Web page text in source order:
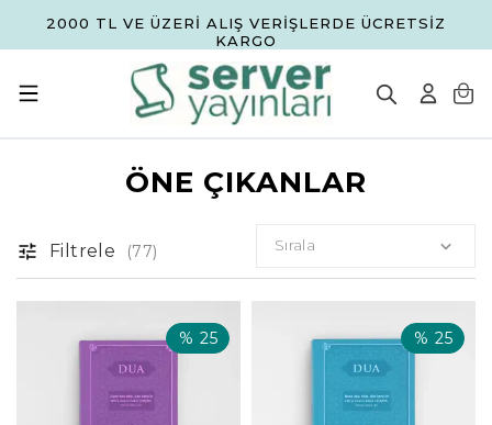
2000 TL VE ÜZERİ ALIŞ VERİŞLERDE ÜCRETSİZ
KARGO
ÖNE ÇIKANLAR
Filtrele (77) Sırala
% 25 % 25